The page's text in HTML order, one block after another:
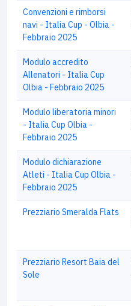
Convenzioni e rimborsi
navi - Italia Cup - Olbia -
Febbraio 2025
Modulo accredito
Allenatori - Italia Cup
Olbia - Febbraio 2025
Modulo liberatoria minori
- Italia Cup Olbia -
Febbraio 2025
Modulo dichiarazione
Atleti - Italia Cup Olbia -
Febbraio 2025
Prezziario Smeralda Flats
Prezziario Resort Baia del
Sole